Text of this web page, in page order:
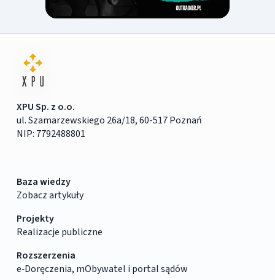
XPU Sp. z o.o.
ul. Szamarzewskiego 26a/18, 60-517 Poznań
NIP: 7792488801
Baza wiedzy
Zobacz artykuły
Projekty
Realizacje publiczne
Rozszerzenia
e‑Doręczenia, mObywatel i portal sądów